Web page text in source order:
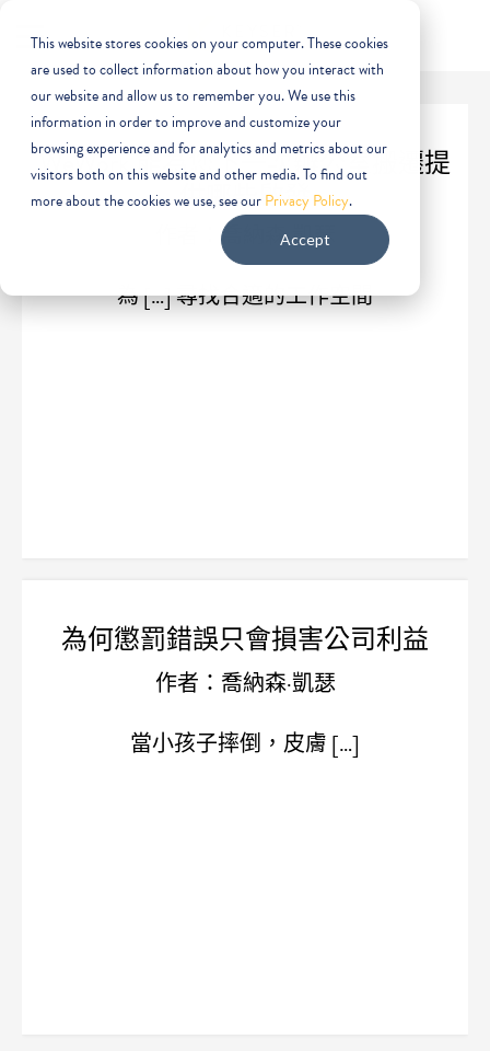
This website stores cookies on your computer. These cookies
are used to collect information about how you interact with
our website and allow us to remember you. We use this
information in order to improve and customize your
browsing experience and for analytics and metrics about our
visitors both on this website and other media. To find out
more about the cookies we use, see ourPrivacy Policy.
Accept
WeWork 能為您下一次辦公室搬遷提
供哪些啟發
作者：喬納森·凱瑟
為 […] 尋找合適的工作空間
為何懲罰錯誤只會損害公司利益
作者：喬納森·凱瑟
當小孩子摔倒，皮膚 […]